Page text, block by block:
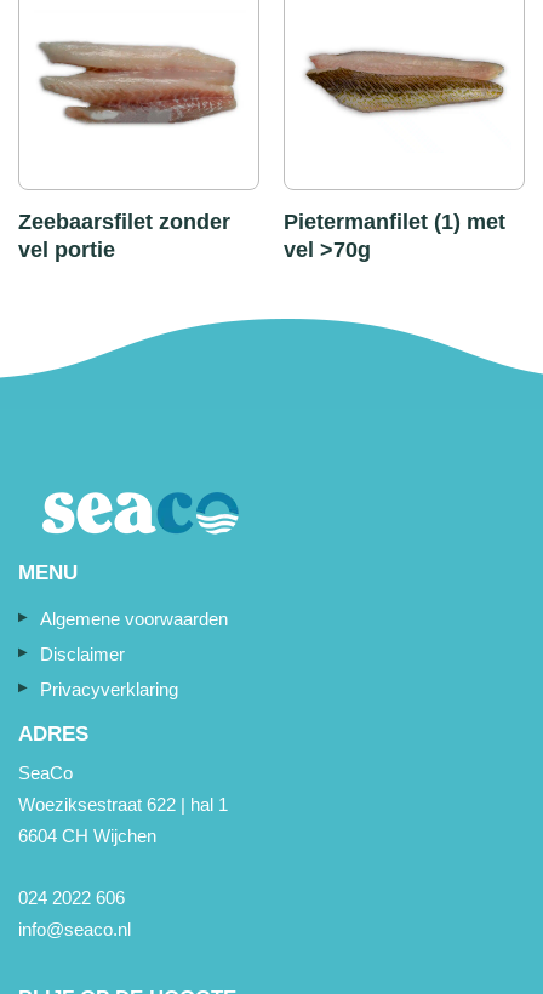
Zeebaarsfilet zonder
vel portie
Pietermanfilet (1) met
vel >70g
MENU
Algemene voorwaarden
Disclaimer
Privacyverklaring
ADRES
SeaCo
Woeziksestraat 622 | hal 1
6604 CH Wijchen
024 2022 606
info@seaco.nl